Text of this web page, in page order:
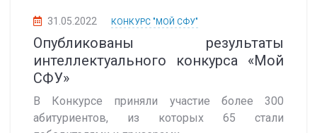
31.05.2022 КОНКУРС "МОЙ СФУ"
Опубликованы результаты
интеллектуального конкурса «Мой
СФУ»
В Конкурсе приняли участие более 300
абитуриентов, из которых 65 стали